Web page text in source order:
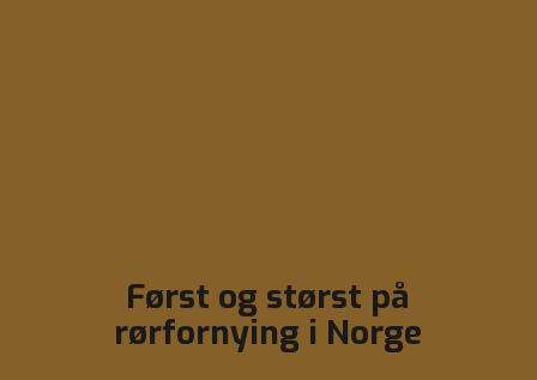
Først og størst på
rørfornying i Norge